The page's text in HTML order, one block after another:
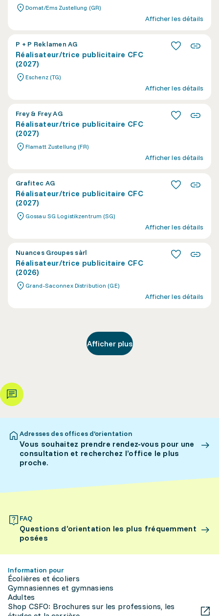
Domat/Ems Zustellung (GR)
Afficher les détails
P + P Reklamen AG
Réalisateur/trice publicitaire CFC
(2027)
Eschenz (TG)
Afficher les détails
Frey & Frey AG
Réalisateur/trice publicitaire CFC
(2027)
Flamatt Zustellung (FR)
Afficher les détails
Grafitec AG
Réalisateur/trice publicitaire CFC
(2027)
Gossau SG Logistikzentrum (SG)
Afficher les détails
Nuances Groupes sàrl
Réalisateur/trice publicitaire CFC
(2026)
Grand-Saconnex Distribution (GE)
Afficher les détails
Afficher plus
Adresses des offices d’orientation
Vous souhaitez prendre rendez-vous pour une
consultation et recherchez l’office le plus
proche.
FAQ
Questions d’orientation les plus fréquemment
posées
Information pour
Écolières et écoliers
Gymnasiennes et gymnasiens
Adultes
Shop CSFO: Brochures sur les professions, les